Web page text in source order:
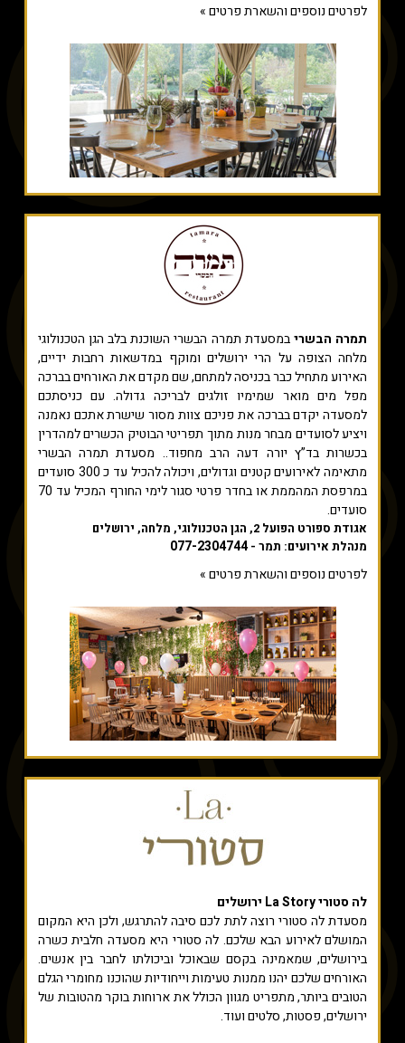
לפרטים נוספים והשארת פרטים »
תמרה הבשריבמסעדת תמרה הבשרי השוכנת בלב הגן הטכנולוגי
מלחה הצופה על הרי ירושלים ומוקף במדשאות רחבות ידיים,
האירוע מתחיל כבר בכניסה למתחם, שם מקדם את האורחים בברכה
מפל מים מואר שמימיו זולגים לבריכה גדולה. עם כניסתכם
למסעדה יקדם בברכה את פניכם צוות מסור שישרת אתכם נאמנה
ויציע לסועדים מבחר מנות מתוך תפריטי הבוטיק הכשרים למהדרין
בכשרות בד”ץ יורה דעה הרב מחפוד.. מסעדת תמרה הבשרי
מתאימה לאירועים קטנים וגדולים, ויכולה להכיל עד כ 300 סועדים
במרפסת המהממת או בחדר פרטי סגור לימי החורף המכיל עד 70
סועדים.
אגודת ספורט הפועל 2, הגן הטכנולוגי, מלחה, ירושלים
מנהלת אירועים: תמר -077-2304744
לפרטים נוספים והשארת פרטים »
לה סטורי La Story ירושלים
מסעדת לה סטורי רוצה לתת לכם סיבה להתרגש, ולכן היא המקום
המושלם לאירוע הבא שלכם. לה סטורי היא מסעדה חלבית כשרה
בירושלים, שמאמינה בקסם שבאוכל וביכולתו לחבר בין אנשים.
האורחים שלכם יהנו ממנות טעימות וייחודיות שהוכנו מחומרי הגלם
הטובים ביותר, מתפריט מגוון הכולל את ארוחות בוקר מהטובות של
ירושלים, פסטות, סלטים ועוד.